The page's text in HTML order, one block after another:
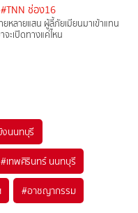
#TNN ช่อง16
หลายแสน ผู้ลี้ภัยเมียนมาเข้าแทน
จะเปิดทางแค่ไหน
งนนทบุรี
#เทพศิรินทร์ นนทบุรี
#อาชญากรรม